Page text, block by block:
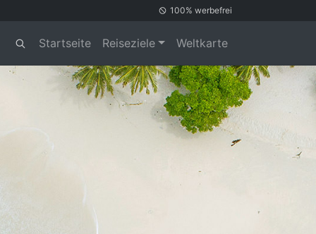
100% werbefrei
Startseite Reiseziele Weltkarte